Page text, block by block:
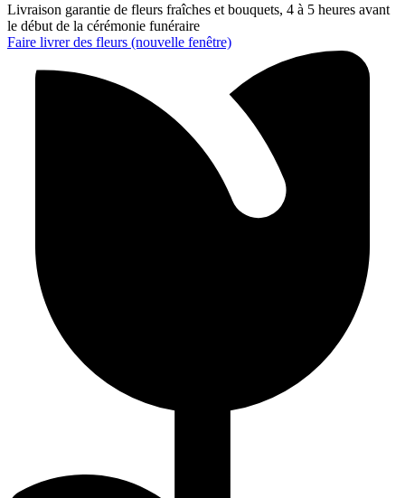
Livraison garantie de fleurs fraîches et bouquets, 4 à 5 heures avant
le début de la cérémonie funéraire
Faire livrer des fleurs (nouvelle fenêtre)